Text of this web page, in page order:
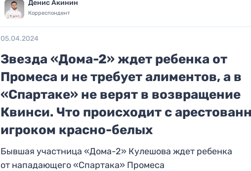
Денис Акинин
Корреспондент
05.04.2024
Звезда «Дома-2» ждет ребенка от
Промеса и не требует алиментов, а в
«Спартаке» не верят в возвращение
Квинси. Что происходит с
игроком красно-белых
Бывшая участница «Дома-2» Кулешова ждет ребенка
от нападающего «Спартака» Промеса